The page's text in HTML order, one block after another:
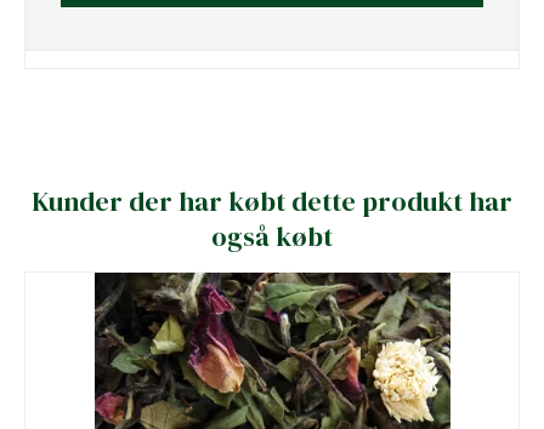
Kunder der har købt dette produkt har
også købt